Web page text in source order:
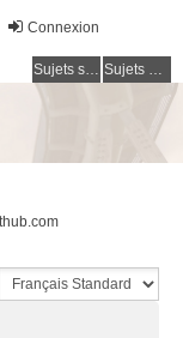
Connexion
Sujets sans réponse Sujets actifs